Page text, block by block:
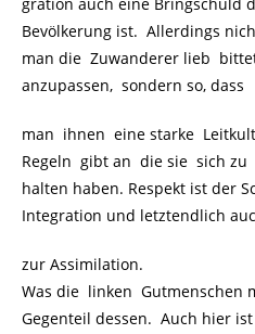
Bevölkerung ist. Allerdings
man die Zuwanderer lieb
anzupassen, sondern so, dass
man ihnen eine starke
Regeln gibt an die sie sich zu
halten haben. Respekt ist der
Integration und letztendlich
zur Assimilation.
Was die linken Gutmenschen
Gegenteil dessen. Auch hier